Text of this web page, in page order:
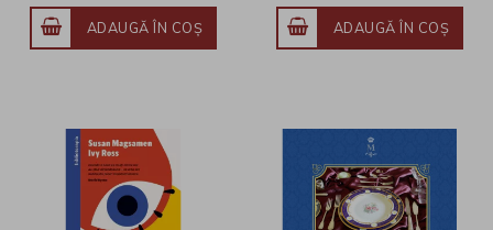
ADAUGĂ ÎN COŞ ADAUGĂ ÎN COŞ